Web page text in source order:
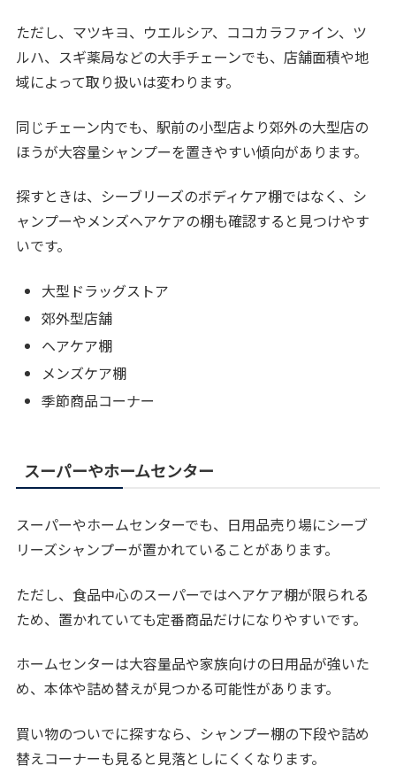
ただし、マツキヨ、ウエルシア、ココカラファイン、ツ
ルハ、スギ薬局などの大手チェーンでも、店舗面積や地
域によって取り扱いは変わります。
同じチェーン内でも、駅前の小型店より郊外の大型店の
ほうが大容量シャンプーを置きやすい傾向があります。
探すときは、シーブリーズのボディケア棚ではなく、シ
ャンプーやメンズヘアケアの棚も確認すると見つけやす
いです。
大型ドラッグストア
郊外型店舗
ヘアケア棚
メンズケア棚
季節商品コーナー
スーパーやホームセンター
スーパーやホームセンターでも、日用品売り場にシーブ
リーズシャンプーが置かれていることがあります。
ただし、食品中心のスーパーではヘアケア棚が限られる
ため、置かれていても定番商品だけになりやすいです。
ホームセンターは大容量品や家族向けの日用品が強いた
め、本体や詰め替えが見つかる可能性があります。
買い物のついでに探すなら、シャンプー棚の下段や詰め
替えコーナーも見ると見落としにくくなります。